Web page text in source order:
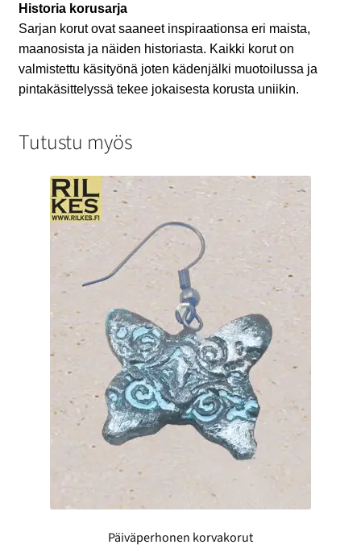
Historia korusarja
Sarjan korut ovat saaneet inspiraationsa eri maista,
maanosista ja näiden historiasta. Kaikki korut on
valmistettu käsityönä joten kädenjälki muotoilussa ja
pintakäsittelyssä tekee jokaisesta korusta uniikin.
Tutustu myös
Päiväperhonen korvakorut